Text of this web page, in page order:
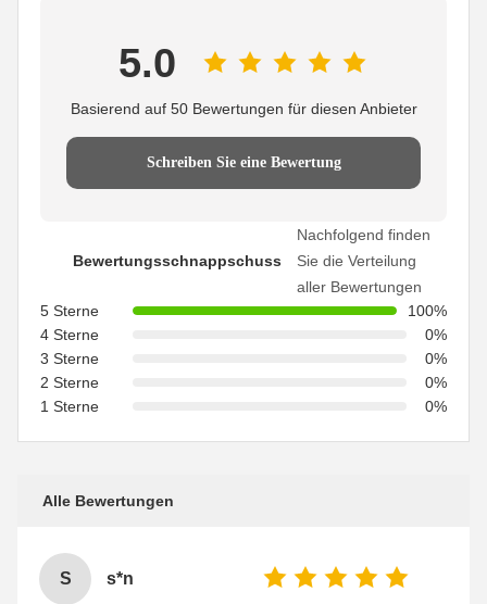
5.0
Basierend auf 50 Bewertungen für diesen Anbieter
Schreiben Sie eine Bewertung
Bewertungsschnappschuss
Nachfolgend finden
Sie die Verteilung
aller Bewertungen
5 Sterne
100%
4 Sterne
0%
3 Sterne
0%
2 Sterne
0%
1 Sterne
0%
Alle Bewertungen
S s*n